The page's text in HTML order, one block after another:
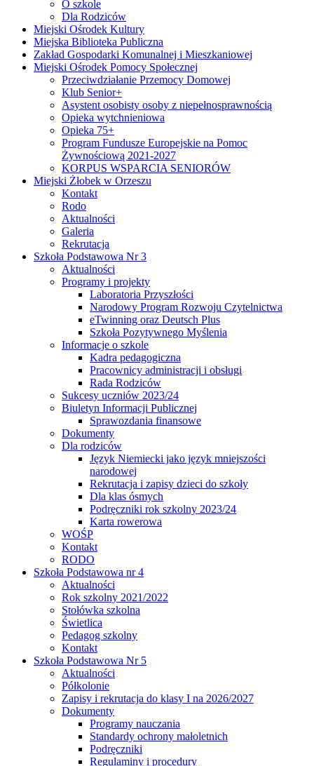
O szkole
Dla Rodziców
Miejski Ośrodek Kultury
Miejska Biblioteka Publiczna
Zakład Gospodarki Komunalnej i Mieszkaniowej
Miejski Ośrodek Pomocy Społecznej
Przeciwdziałanie Przemocy Domowej
Klub Senior+
Asystent osobisty osoby z niepełnosprawnością
Opieka wytchnieniowa
Opieka 75+
Program Fundusze Europejskie na Pomoc
Żywnościową 2021-2027
KORPUS WSPARCIA SENIORÓW
Miejski Żłobek w Orzeszu
Kontakt
Rodo
Aktualności
Galeria
Rekrutacja
Szkoła Podstawowa Nr 3
Aktualności
Programy i projekty
Laboratoria Przyszłości
Narodowy Program Rozwoju Czytelnictwa
eTwinning oraz Deutsch Plus
Szkoła Pozytywnego Myślenia
Informacje o szkole
Kadra pedagogiczna
Pracownicy administracji i obsługi
Rada Rodziców
Sukcesy uczniów 2023/24
Biuletyn Informacji Publicznej
Sprawozdania finansowe
Dokumenty
Dla rodziców
Język Niemiecki jako język mniejszości
narodowej
Rekrutacja i zapisy dzieci do szkoły
Dla klas ósmych
Podręczniki rok szkolny 2023/24
Karta rowerowa
WOŚP
Kontakt
RODO
Szkoła Podstawowa nr 4
Aktualności
Rok szkolny 2021/2022
Stołówka szkolna
Świetlica
Pedagog szkolny
Kontakt
Szkoła Podstawowa Nr 5
Aktualności
Półkolonie
Zapisy i rekrutacja do klasy I na 2026/2027
Dokumenty
Programy nauczania
Standardy ochrony małoletnich
Podręczniki
Regulaminy i procedury